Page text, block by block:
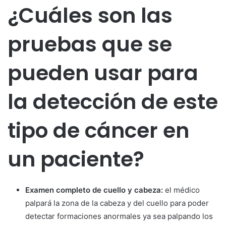
¿Cuáles son las
pruebas que se
pueden usar para
la detección de este
tipo de cáncer en
un paciente?
Examen completo de cuello y cabeza: el médico
palpará la zona de la cabeza y del cuello para poder
detectar formaciones anormales ya sea palpando los